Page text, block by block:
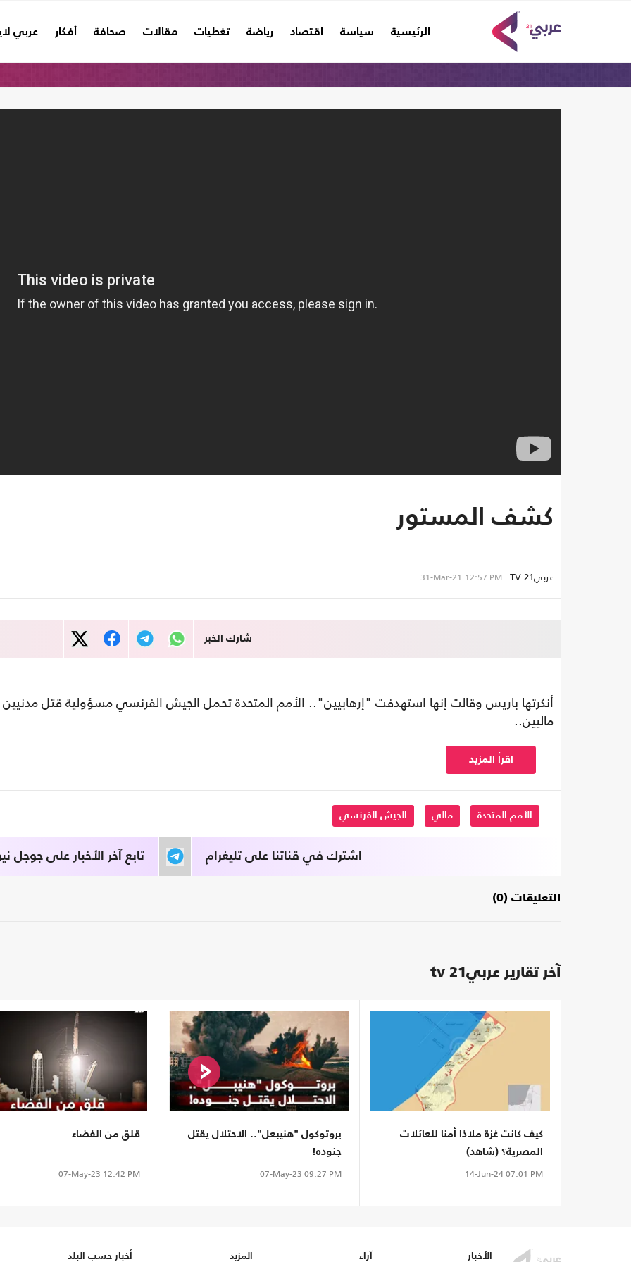
الرئيسية
(current) سياسة اقتصاد رياضة تغطيات مقالات صحافة أفكار عربي
كشف المستور
عربي21 TV 31-Mar-21 12:57 PM
شارك الخبر
أنكرتها باريس وقالت إنها استهدفت "إرهابيين".. الأمم المتحدة تحمل الجيش الفرنسي مسؤولية قتل مدنيين
ماليين..
اقرأ المزيد
الأمم المتحدة مالي الجيش الفرنسي
تابع آخر الأخبار على جوجل اشترك في قناتنا على تليغرام
التعليقات (0)
آخر تقارير عربي21 tv
كيف كانت غزة ملاذا أمنا للعائلات
المصرية؟ (شاهد)
14-Jun-2407:01 PM
بروتوكول "هنيبعل".. الاحتلال يقتل
جنوده!
07-May-23 09:27 PM
قلق من الفضاء
07-May-23 12:42 PM
الأخبار آراء المزيد أخبار حسب البلد